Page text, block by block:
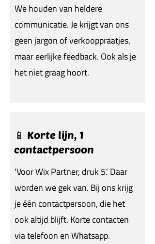
We houden van heldere
communicatie. Je krijgt van ons
geen jargon of verkooppraatjes,
maar eerlijke feedback. Ook als je
het niet graag hoort.
📱 Korte lijn, 1
contactpersoon
'Voor Wix Partner, druk 5.' Daar
worden we gek van. Bij ons krijg
je één contactpersoon, die het
ook altijd blijft. Korte contacten
via telefoon en Whatsapp.